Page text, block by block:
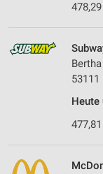
53111
Heute